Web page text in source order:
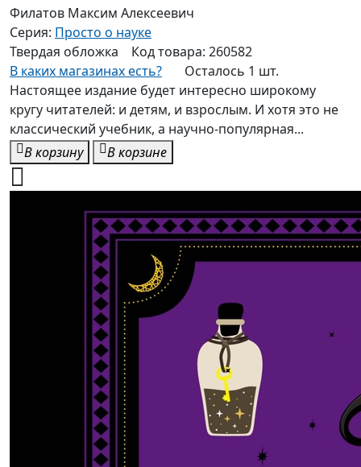
Филатов Максим Алексеевич
Серия: Просто о науке
Твердая обложка Код товара: 260582
В каких магазинах есть?
Осталось 1 шт.
Настоящее издание будет интересно широкому
кругу читателей: и детям, и взрослым. И хотя это не
классический учебник, а научно-популярная...
В корзину
В корзине